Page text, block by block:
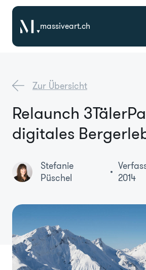
massiveart.ch
Referenzen
Branchen
Über Uns
Zur Übersicht
Relaunch
digitales
Stefanie
Püschel
2014